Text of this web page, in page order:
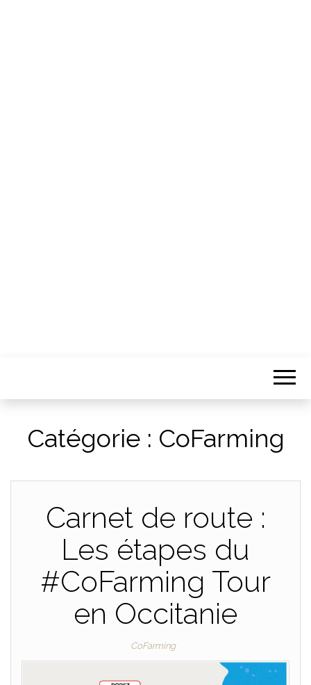
Catégorie : CoFarming
Carnet de route :
Les étapes du
#CoFarming Tour
en Occitanie
CoFarming